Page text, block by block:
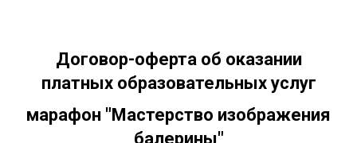
Договор-оферта об оказании
платных образовательных услуг
марафон "Мастерство изображения
балерины"